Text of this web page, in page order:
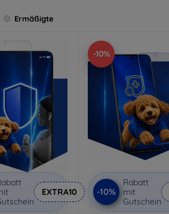
Ermäßigte
EXTRA10
-10%
-10%
Rabatt
mit
Gutschein